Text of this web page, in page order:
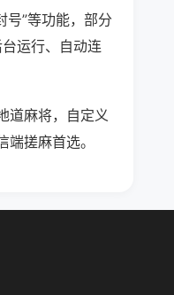
号”等功能，部分
运行、自动连
道麻将，自定义
搓麻首选。